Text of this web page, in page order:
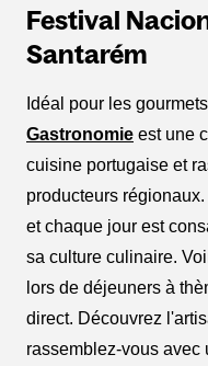
Festival
Santarém
Idéal pour les
Gastronomie est une
cuisine portugaise et
producteurs
et chaque jour est
sa culture culinaire.
lors de déjeuners à
direct. Découvrez
rassemblez-vous